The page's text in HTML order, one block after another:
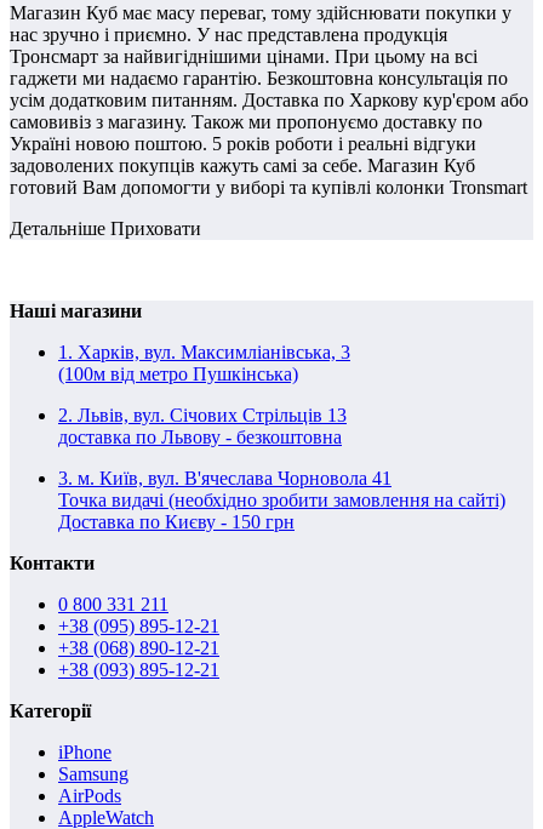
Магазин Куб має масу переваг, тому здійснювати покупки у
нас зручно і приємно. У нас представлена ​​продукція
Тронсмарт за найвигіднішими цінами. При цьому на всі
гаджети ми надаємо гарантію. Безкоштовна консультація по
усім додатковим питанням. Доставка по Харкову кур'єром або
самовивіз з магазину. Також ми пропонуємо доставку по
Україні новою поштою. 5 років роботи і реальні відгуки
задоволених покупців кажуть самі за себе. Магазин Куб
готовий Вам допомогти у виборі та купівлі колонки Tronsmart
Детальніше Приховати
Наші магазини
1. Харків, вул. Максимліанівська, 3
(100м від метро Пушкінська)
2. Львів, вул. Січових Стрільців 13
доставка по Львову - безкоштовна
3. м. Київ, вул. В'ячеслава Чорновола 41
Точка видачі (необхідно зробити замовлення на сайті)
Доставка по Києву - 150 грн
Контакти
0 800 331 211
+38 (095) 895-12-21
+38 (068) 890-12-21
+38 (093) 895-12-21
Категорії
iPhone
Samsung
AirPods
AppleWatch